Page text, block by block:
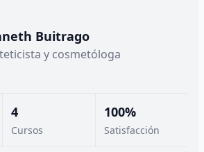
Buitrago
y cosmetóloga
4
Cursos
100%
Satisfacción